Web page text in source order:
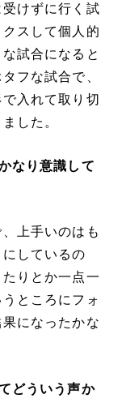
けずに行く試
スして個人的
試合になると
フな試合で、
入れて取り切
した。
なり意識して
上手いのはも
しているの
りとか一点一
ところにフォ
になったかな
どういう声か